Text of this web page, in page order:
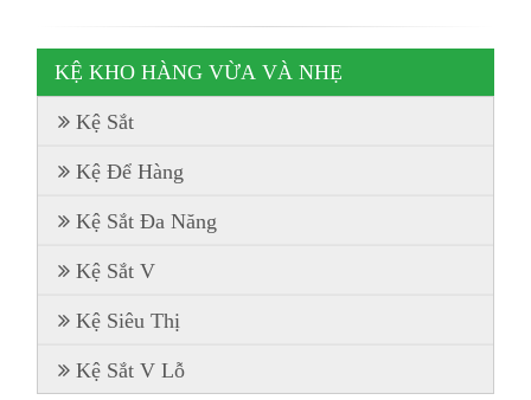
KỆ KHO HÀNG VỪA VÀ NHẸ
Kệ Sắt
Kệ Để Hàng
Kệ Sắt Đa Năng
Kệ Sắt V
Kệ Siêu Thị
Kệ Sắt V Lỗ